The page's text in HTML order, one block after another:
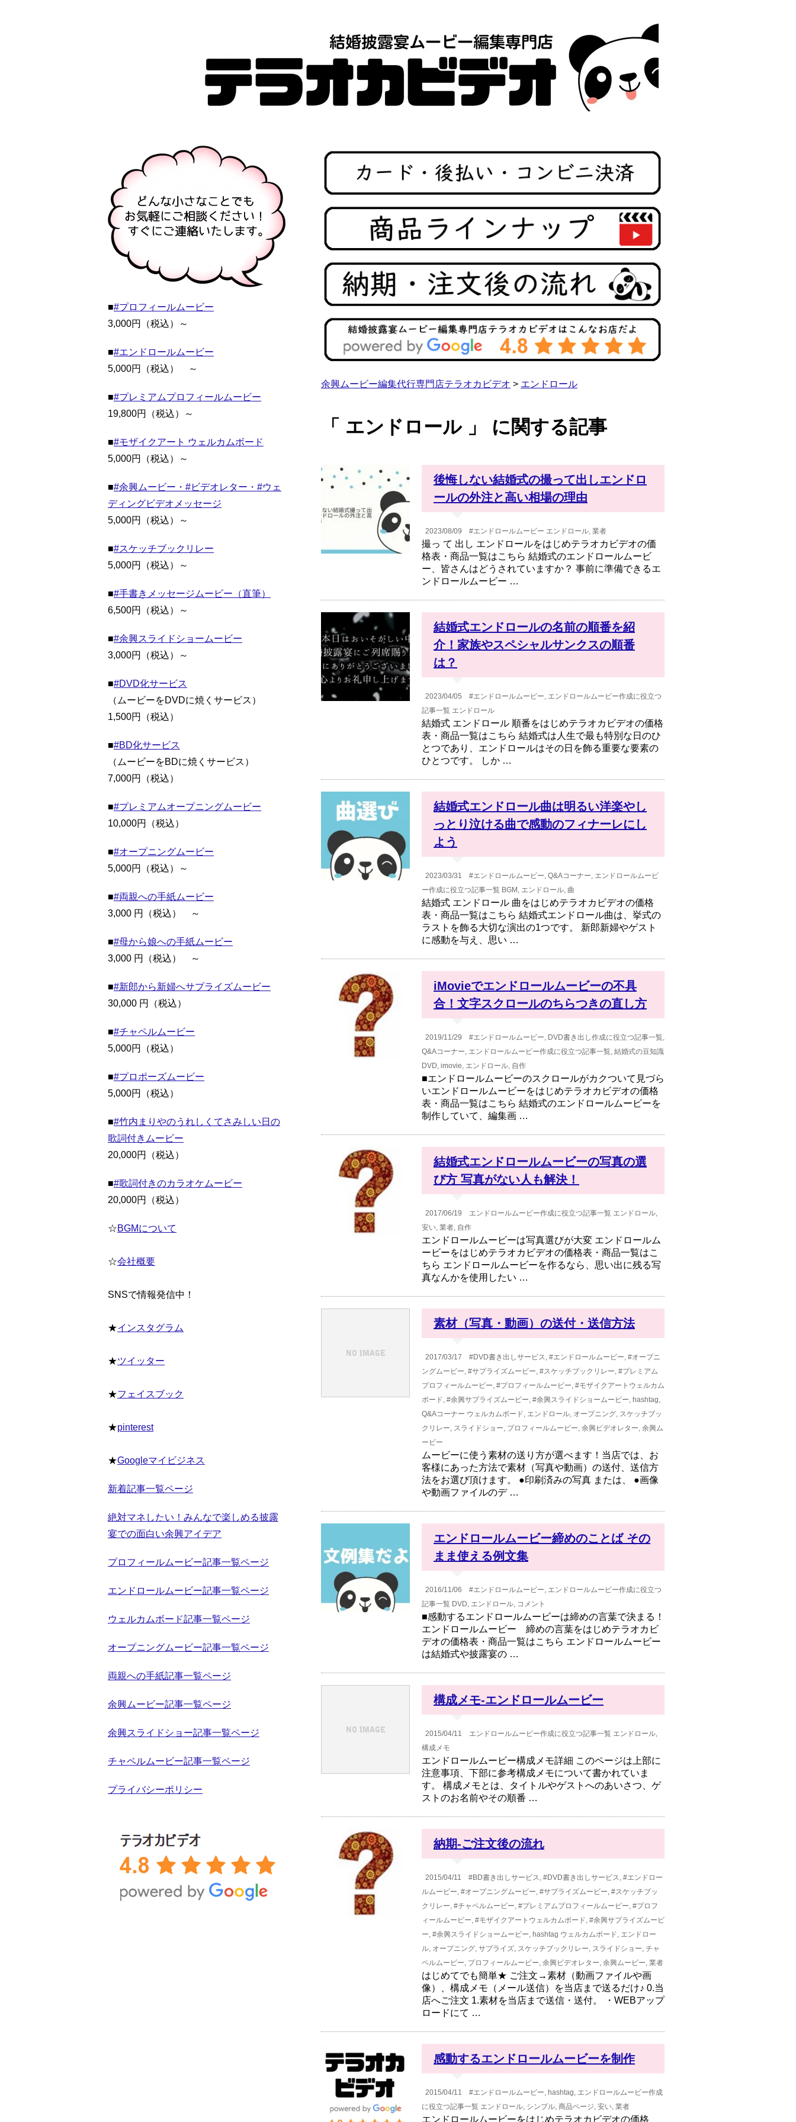
余興ムービー編集代行専門店テラオカビデオ > エンドロール
「 エンドロール 」 に関する記事
後悔しない結婚式の撮って出しエンドロ
ールの外注と高い相場の理由
2023/08/09 #エンドロールムービー エンドロール, 業者
撮っ て 出し エンドロールをはじめテラオカビデオの価
格表・商品一覧はこちら 結婚式のエンドロールムービ
ー、皆さんはどうされていますか？ 事前に準備できるエ
ンドロールムービー …
結婚式エンドロールの名前の順番を紹
介！家族やスペシャルサンクスの順番
は？
2023/04/05 #エンドロールムービー, エンドロールムービー作成に役立つ
記事一覧 エンドロール
結婚式 エンドロール 順番をはじめテラオカビデオの価格
表・商品一覧はこちら 結婚式は人生で最も特別な日のひ
とつであり、エンドロールはその日を飾る重要な要素の
ひとつです。 しか …
結婚式エンドロール曲は明るい洋楽やし
っとり泣ける曲で感動のフィナーレにし
よう
2023/03/31 #エンドロールムービー, Q&Aコーナー, エンドロールムービ
ー作成に役立つ記事一覧 BGM , エンドロール, 曲
結婚式 エンドロール 曲をはじめテラオカビデオの価格
表・商品一覧はこちら 結婚式エンドロール曲は、挙式の
ラストを飾る大切な演出の1つです。 新郎新婦やゲスト
に感動を与え、思い …
iMovieでエンドロールムービーの不具
合！文字スクロールのちらつきの直し方
2019/11/29 #エンドロールムービー, DVD書き出し作成に役立つ記事一覧,
Q&Aコーナー, エンドロールムービー作成に役立つ記事一覧, 結婚式の豆知識
DVD, imovie, エンドロール, 自作
■エンドロールムービーのスクロールがカクついて見づら
いエンドロールムービーをはじめテラオカビデオの価格
表・商品一覧はこちら 結婚式のエンドロールムービーを
制作していて、編集画 …
結婚式エンドロールムービーの写真の選
び方 写真がない人も解決！
2017/06/19 エンドロールムービー作成に役立つ記事一覧 エンドロール,
安い, 業者, 自作
エンドロールムービーは写真選びが大変 エンドロールム
ービーをはじめテラオカビデオの価格表・商品一覧はこ
ちら エンドロールムービーを作るなら、思い出に残る写
真なんかを使用したい …
素材（写真・動画）の送付・送信方法
2017/03/17 #DVD書き出しサービス, #エンドロールムービー, #オープニ
ングムービー, #サプライズムービー, #スケッチブックリレー, #プレミアム
プロフィールムービー, #プロフィールムービー, #モザイクアートウェルカム
ボード, #余興サプライズムービー, #余興スライドショームービー, hashtag,
Q&Aコーナー ウェルカムボード, エンドロール, オープニング, スケッチブッ
クリレー, スライドショー, プロフィールムービー, 余興ビデオレター, 余興ム
ービー
ムービーに使う素材の送り方が選べます！当店では、お
客様にあった方法で素材（写真や動画）の送付、送信方
法をお選び頂けます。 ●印刷済みの写真 または、 ●画像
や動画ファイルのデ …
エンドロールムービー締めのことば その
まま使える例文集
2016/11/06 #エンドロールムービー, エンドロールムービー作成に役立つ
記事一覧 DVD, エンドロール, コメント
■感動するエンドロールムービーは締めの言葉で決まる！
エンドロールムービー 締めの言葉をはじめテラオカビ
デオの価格表・商品一覧はこちら エンドロールムービー
は結婚式や披露宴の …
構成メモ-エンドロールムービー
2015/04/11 エンドロールムービー作成に役立つ記事一覧 エンドロール,
構成メモ
エンドロールムービー構成メモ詳細 このページは上部に
注意事項、下部に参考構成メモについて書かれていま
す。 構成メモとは、タイトルやゲストへのあいさつ、ゲ
ストのお名前やその順番 …
納期-ご注文後の流れ
2015/04/11 #BD書き出しサービス, #DVD書き出しサービス, #エンドロー
ルムービー, #オープニングムービー, #サプライズムービー, #スケッチブッ
クリレー, #チャペルムービー, #プレミアムプロフィールムービー, #プロフ
ィールムービー, #モザイクアートウェルカムボード, #余興サプライズムービ
ー, #余興スライドショームービー, hashtag ウェルカムボード, エンドロー
ル, オープニング, サプライズ, スケッチブックリレー, スライドショー, チャ
ペルムービー, プロフィールムービー, 余興ビデオレター, 余興ムービー, 業者
はじめてでも簡単★ ご注文→素材（動画ファイルや画
像）、構成メモ（メール送信）を当店まで送るだけ♪ 0.当
店へご注文 1.素材を当店まで送信・送付。 ・WEBアップ
ロードにて …
感動するエンドロールムービーを制作
2015/04/11 #エンドロールムービー, hashtag, エンドロールムービー作成
に役立つ記事一覧 エンドロール, シンプル, 商品ページ, 安い, 業者
エンドロールムービーをはじめテラオカビデオの価格
■#プロフィールムービー
3,000円（税込）～
■#エンドロールムービー
5,000円（税込） ～
■#プレミアムプロフィールムービー
19,800円（税込）～
■#モザイクアート ウェルカムボード
5,000円（税込）～
■#余興ムービー・#ビデオレター・#ウェ
ディングビデオメッセージ
5,000円（税込）～
■#スケッチブックリレー
5,000円（税込）～
■#手書きメッセージムービー（直筆）
6,500円（税込）～
■#余興スライドショームービー
3,000円（税込）～
■#DVD化サービス
（ムービーをDVDに焼くサービス）
1,500円（税込）
■#BD化サービス
（ムービーをBDに焼くサービス）
7,000円（税込）
■#プレミアムオープニングムービー
10,000円（税込）
■#オープニングムービー
5,000円（税込）～
■#両親への手紙ムービー
3,000 円（税込） ～
■#母から娘への手紙ムービー
3,000 円（税込） ～
■#新郎から新婦へサプライズムービー
30,000 円（税込）
■#チャペルムービー
5,000円（税込）
■#プロポーズムービー
5,000円（税込）
■#竹内まりやのうれしくてさみしい日の
歌詞付きムービー
20,000円（税込）
■#歌詞付きのカラオケムービー
20,000円（税込）
☆BGMについて
☆会社概要
SNSで情報発信中！
★インスタグラム
★ツイッター
★フェイスブック
★pinterest
★Googleマイビジネス
新着記事一覧ページ
絶対マネしたい！みんなで楽しめる披露
宴での面白い余興アイデア
プロフィールムービー記事一覧ページ
エンドロールムービー記事一覧ページ
ウェルカムボード記事一覧ページ
オープニングムービー記事一覧ページ
両親への手紙記事一覧ページ
余興ムービー記事一覧ページ
余興スライドショー記事一覧ページ
チャペルムービー記事一覧ページ
プライバシーポリシー